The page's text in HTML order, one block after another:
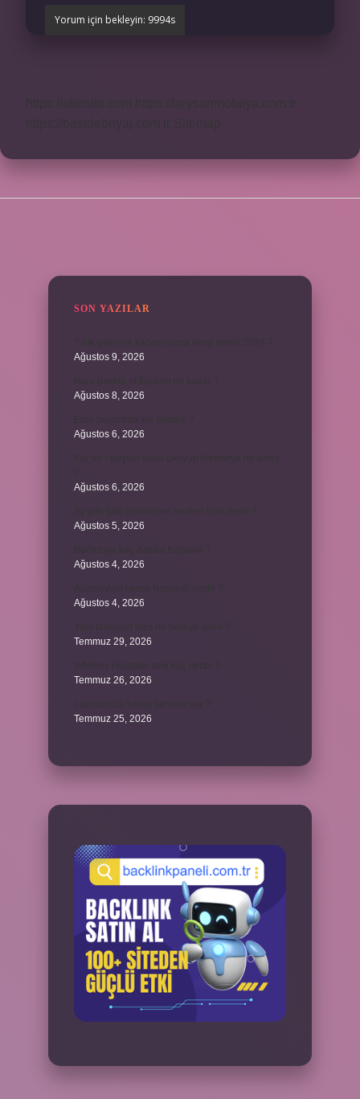
SON YAZILAR
Ağustos 9, 2026
Ağustos 8, 2026
Ağustos 6, 2026
Ağustos 6, 2026
Ağustos 5, 2026
Ağustos 4, 2026
Ağustos 4, 2026
Temmuz 29, 2026
Temmuz 26, 2026
Temmuz 25, 2026